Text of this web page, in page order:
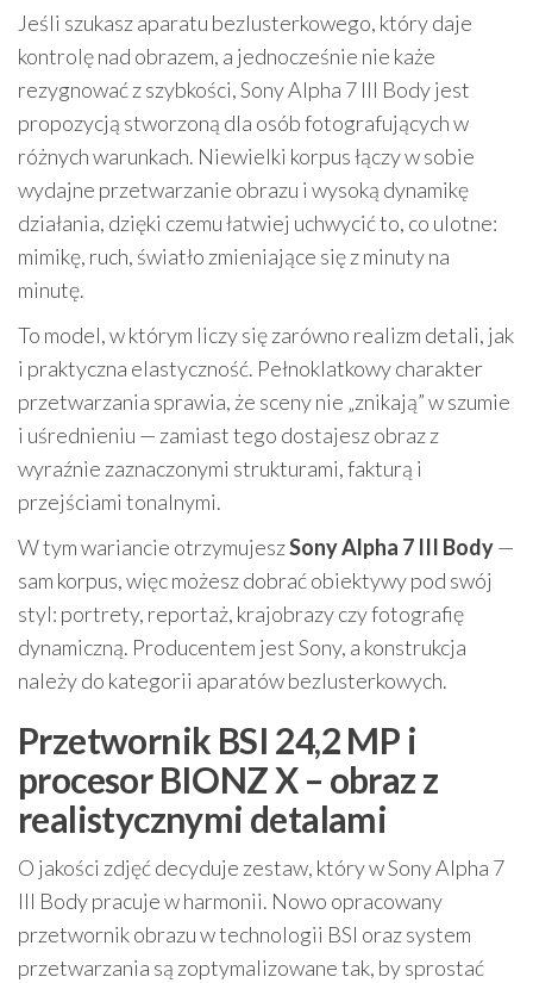
Jeśli szukasz aparatu bezlusterkowego, który daje
kontrolę nad obrazem, a jednocześnie nie każe
rezygnować z szybkości, Sony Alpha 7 III Body jest
propozycją stworzoną dla osób fotografujących w
różnych warunkach. Niewielki korpus łączy w sobie
wydajne przetwarzanie obrazu i wysoką dynamikę
działania, dzięki czemu łatwiej uchwycić to, co ulotne:
mimikę, ruch, światło zmieniające się z minuty na
minutę.
To model, w którym liczy się zarówno realizm detali, jak
i praktyczna elastyczność. Pełnoklatkowy charakter
przetwarzania sprawia, że sceny nie „znikają” w szumie
i uśrednieniu — zamiast tego dostajesz obraz z
wyraźnie zaznaczonymi strukturami, fakturą i
przejściami tonalnymi.
W tym wariancie otrzymujeszSony Alpha 7 III Body—
sam korpus, więc możesz dobrać obiektywy pod swój
styl: portrety, reportaż, krajobrazy czy fotografię
dynamiczną. Producentem jest Sony, a konstrukcja
należy do kategorii aparatów bezlusterkowych.
Przetwornik BSI 24,2 MP i
procesor BIONZ X – obraz z
realistycznymi detalami
O jakości zdjęć decyduje zestaw, który w Sony Alpha 7
III Body pracuje w harmonii. Nowo opracowany
przetwornik obrazu w technologii BSI oraz system
przetwarzania są zoptymalizowane tak, by sprostać